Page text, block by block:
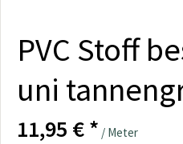
PVC Stoff
uni
11,95 € * / Meter